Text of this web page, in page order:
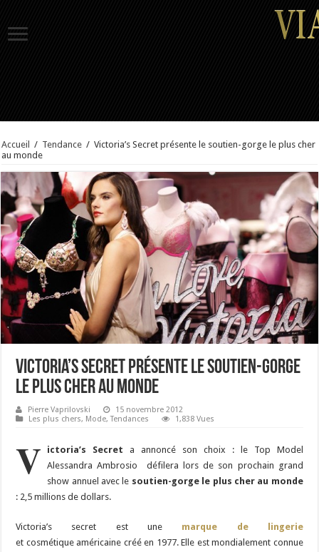
Accueil / Tendance / Victoria’s Secret présente le soutien-gorge le plus cher
au monde
Victoria’s Secret présente le soutien-gorge
le plus cher au monde
Pierre Vaprilovski
15 novembre 2012
Les plus chers, Mode,Tendances 1,838 Vues
V ictoria’s Secret a annoncé son choix : le Top Model
Alessandra Ambrosio défilera lors de son prochain grand
show annuel avec le soutien-gorge le plus cher au monde
: 2,5 millions de dollars.
Victoria’s secret est une
marque de lingerie
et cosmétique américaine créé en 1977. Elle est mondialement connue